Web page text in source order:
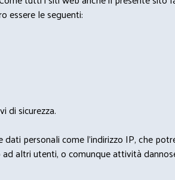
essere le seguenti:
di sicurezza.
personali come l'indirizzo IP, che
altri utenti, o comunque attività